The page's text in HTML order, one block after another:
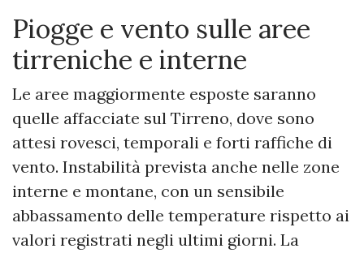
Piogge e vento sulle aree
tirreniche e interne
Le aree maggiormente esposte saranno
quelle affacciate sul Tirreno, dove sono
attesi rovesci, temporali e forti raffiche di
vento. Instabilità prevista anche nelle zone
interne e montane, con un sensibile
abbassamento delle temperature rispetto ai
valori registrati negli ultimi giorni. La